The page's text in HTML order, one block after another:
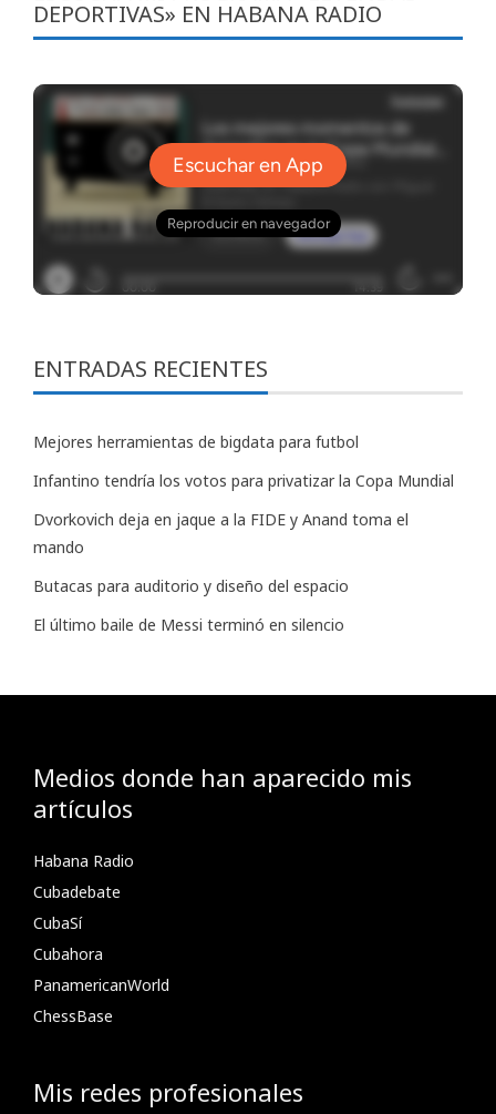
DEPORTIVAS» EN HABANA RADIO
ENTRADAS RECIENTES
Mejores herramientas de bigdata para futbol
Infantino tendría los votos para privatizar la Copa Mundial
Dvorkovich deja en jaque a la FIDE y Anand toma el
mando
Butacas para auditorio y diseño del espacio
El último baile de Messi terminó en silencio
Medios donde han aparecido mis
artículos
Habana Radio
Cubadebate
CubaSí
Cubahora
PanamericanWorld
ChessBase
Mis redes profesionales